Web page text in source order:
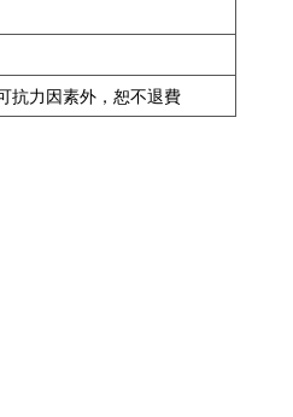
抗力因素外，恕不退費